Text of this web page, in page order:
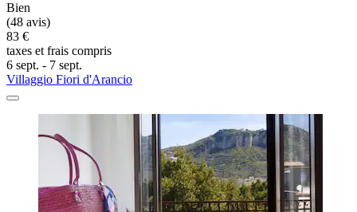
Bien
(48 avis)
83 €
taxes et frais compris
6 sept. - 7 sept.
Villaggio Fiori d'Arancio